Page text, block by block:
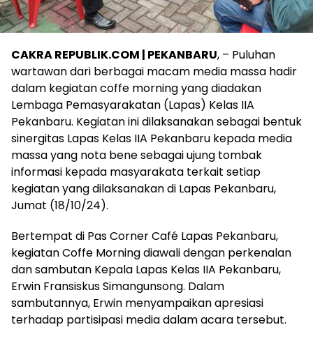
CAKRA REPUBLIK.COM | PEKANBARU, – Puluhan
wartawan dari berbagai macam media massa hadir
dalam kegiatan coffe morning yang diadakan
Lembaga Pemasyarakatan (Lapas) Kelas IIA
Pekanbaru. Kegiatan ini dilaksanakan sebagai bentuk
sinergitas Lapas Kelas IIA Pekanbaru kepada media
massa yang nota bene sebagai ujung tombak
informasi kepada masyarakata terkait setiap
kegiatan yang dilaksanakan di Lapas Pekanbaru,
Jumat (18/10/24).
Bertempat di Pas Corner Café Lapas Pekanbaru,
kegiatan Coffe Morning diawali dengan perkenalan
dan sambutan Kepala Lapas Kelas IIA Pekanbaru,
Erwin Fransiskus Simangunsong. Dalam
sambutannya, Erwin menyampaikan apresiasi
terhadap partisipasi media dalam acara tersebut.